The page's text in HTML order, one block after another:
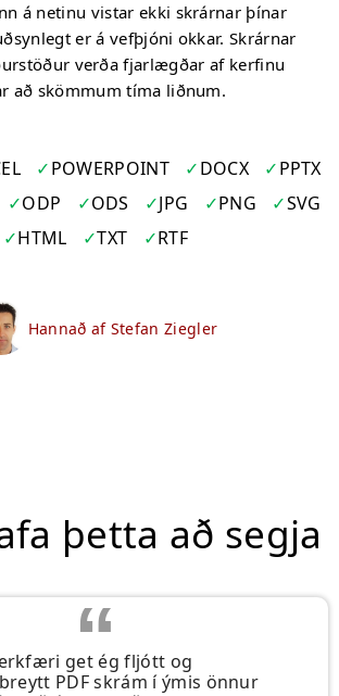
á netinu vistar ekki skrárnar þínar
er á vefþjóni okkar. Skrárnar
verða fjarlægðar af kerfinu
að skömmum tíma liðnum.
POWERPOINT DOCX
PPTX
ODP ODS JPG PNG
SVG
HTML
TXT RTF
Hannað af Stefan Ziegler
þetta að segja
get ég fljótt og
PDF skrám í ýmis önnur